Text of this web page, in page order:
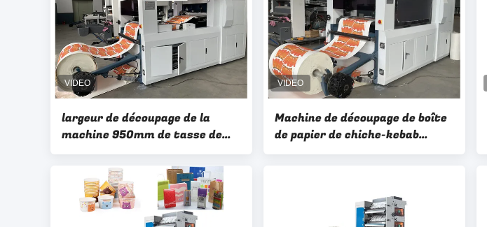
largeur de découpage de la
machine 950mm de tasse de
papier de cuvette de 0.7Mpa
Papier d'emballage
Machine de découpage de boîte
de papier de chiche-kebab
d'ondulation d'ODM 100-190